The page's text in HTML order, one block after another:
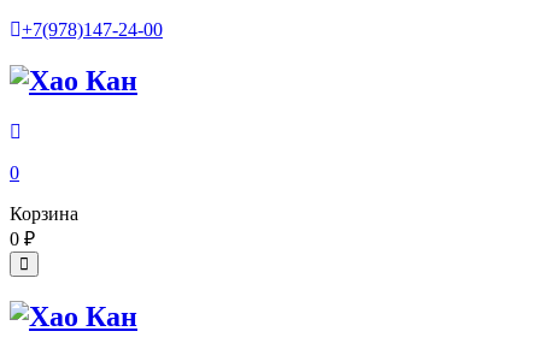
+7(978)147-24-00
0
Корзина
0 ₽